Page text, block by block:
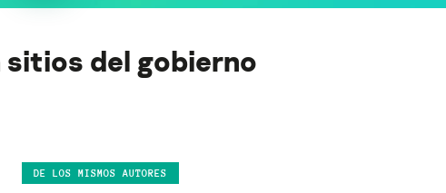
sitios del gobierno
DE LOS MISMOS AUTORES